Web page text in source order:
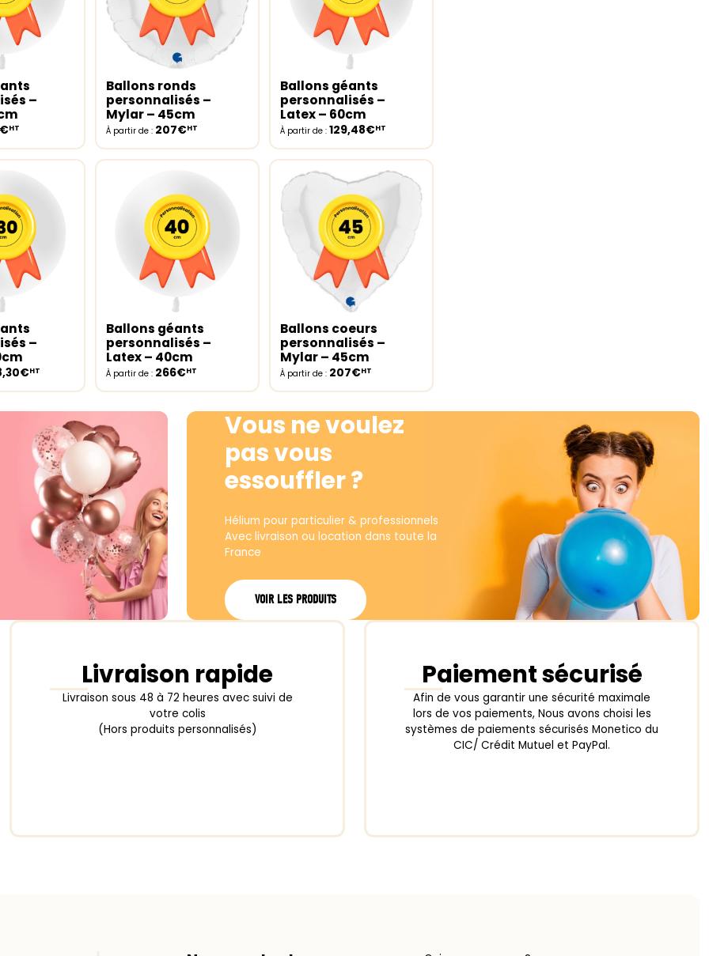
–
HT
Select options
Ballons ronds
personnalisés –
Mylar – 45cm
À partir de : 207€HT
Select options
Ballons géants
personnalisés –
Latex – 60cm
À partir de : 129,48€HT
–
HT
Select options
Ballons géants
personnalisés –
Latex – 40cm
À partir de : 266€HT
Select options
Ballons coeurs
personnalisés –
Mylar – 45cm
À partir de : 207€HT
Vous ne voulez
pas vous
essouffler ?
Hélium pour particulier & professionnels
Avec livraison ou location dans toute la
France
VOIR LES PRODUITS
Livraison rapide
Livraison sous 48 à 72 heures avec suivi de
votre colis
(Hors produits personnalisés)
Paiement sécurisé
Afin de vous garantir une sécurité maximale
lors de vos paiements, Nous avons choisi les
systèmes de paiements sécurisés Monetico du
CIC/ Crédit Mutuel et PayPal.